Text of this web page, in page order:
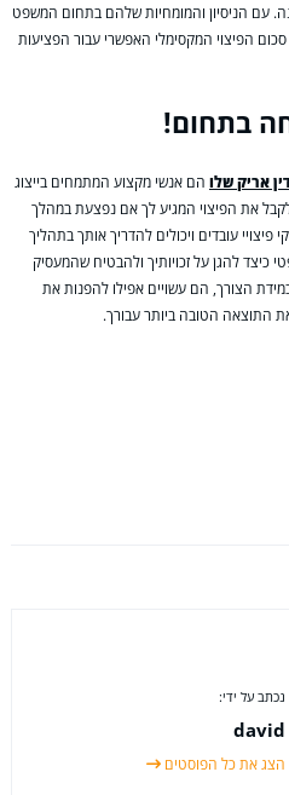
עם הניסיון והמומחיות שלהם בתחום המשפט
הפיצוי המקסימלי האפשרי עבור הפציעות
בתחום!
אריק שלו הם אנשי מקצוע המתמחים בייצוג
לקבל את הפיצוי המגיע לך אם נפצעת במהלך
עובדים ויכולים להדריך אותך בתהליך
להגן על זכויותיך ולהבטיח שהמעסיק
הצורך, הם עשויים אפילו להפנות את
הטובה ביותר עבורך.
נכתב על ידי:
david
הצג את כל הפוסטים